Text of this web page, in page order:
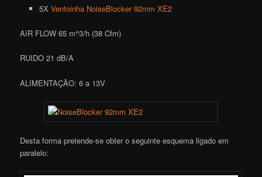
5X Ventoinha NoiseBlocker 92mm XE2
AIR FLOW 65 m^3/h (38 Cfm)
RUIDO 21 dB/A
ALIMENTAÇÃO: 6 a 13V
Desta forma pretende-se obter o seguinte esquema ligado em
paralelo: